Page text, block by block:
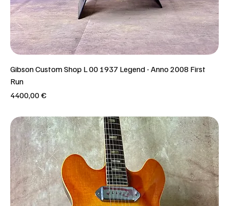
Gibson Custom Shop L 00 1937 Legend - Anno 2008 First
Run
Prezzo
4400,00 €